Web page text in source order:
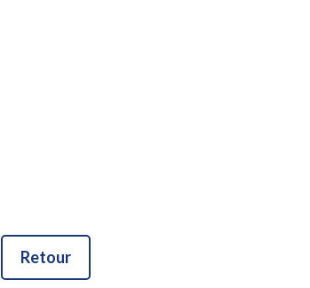
Retour